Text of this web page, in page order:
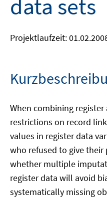
data sets
Projektlaufzeit:
When combining
restrictions on record
values in register data
who refused to give their
whether multiple
register data will avoid
systematically missing